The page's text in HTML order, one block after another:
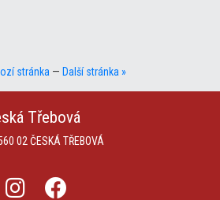
stránka — Další stránka »
Třebová
02 ČESKÁ TŘEBOVÁ